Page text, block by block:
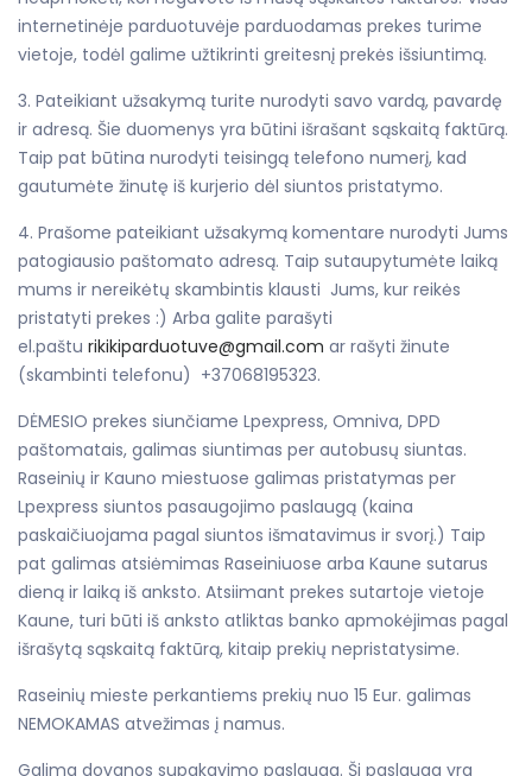
internetinėje parduotuvėje parduodamas prekes turime
vietoje, todėl galime užtikrinti greitesnį prekės išsiuntimą.
3. Pateikiant užsakymą turite nurodyti savo vardą, pavardę
ir adresą. Šie duomenys yra būtini išrašant sąskaitą faktūrą.
Taip pat būtina nurodyti teisingą telefono numerį, kad
gautumėte žinutę iš kurjerio dėl siuntos pristatymo.
4. Prašome pateikiant užsakymą komentare nurodyti Jums
patogiausio paštomato adresą. Taip sutaupytumėte laiką
mums ir nereikėtų skambintis klausti Jums, kur reikės
pristatyti prekes :) Arba galite parašyti
el.paštu rikikiparduotuve@gmail.com ar rašyti žinute
(skambinti telefonu) +37068195323.
DĖMESIO prekes siunčiame Lpexpress, Omniva, DPD
paštomatais, galimas siuntimas per autobusų siuntas.
Raseinių ir Kauno miestuose galimas pristatymas per
Lpexpress siuntos pasaugojimo paslaugą (kaina
paskaičiuojama pagal siuntos išmatavimus ir svorį.) Taip
pat galimas atsiėmimas Raseiniuose arba Kaune sutarus
dieną ir laiką iš anksto. Atsiimant prekes sutartoje vietoje
Kaune, turi būti iš anksto atliktas banko apmokėjimas pagal
išrašytą sąskaitą faktūrą, kitaip prekių nepristatysime.
Raseinių mieste perkantiems prekių nuo 15 Eur. galimas
NEMOKAMAS atvežimas į namus.
Galima dovanos supakavimo paslauga. Ši paslauga yra